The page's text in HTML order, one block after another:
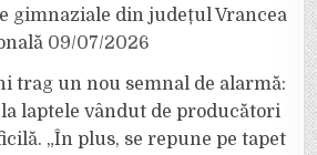
gimnaziale din județul Vrancea
09/07/2026
trag un nou semnal de alarmă:
laptele vândut de producători
„În plus, se repune pe tapet